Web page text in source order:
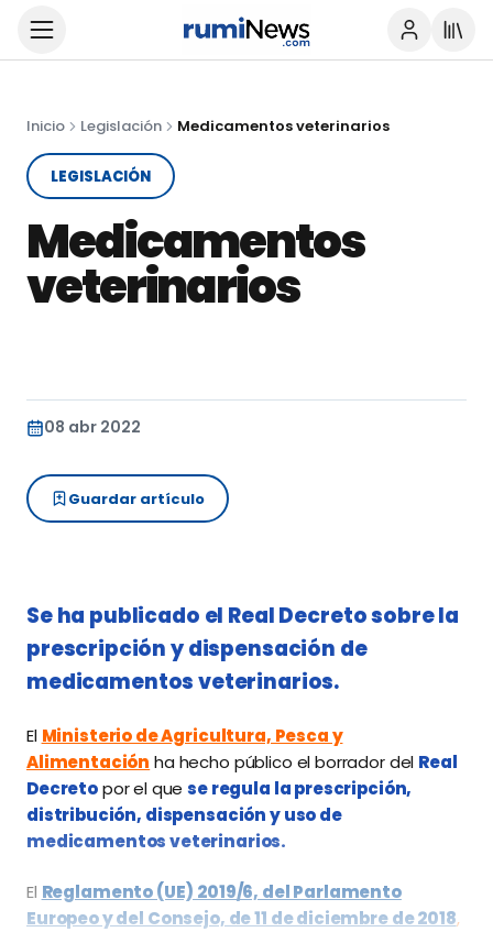
Inicio Legislación Medicamentos veterinarios
LEGISLACIÓN
Medicamentos
veterinarios
08 abr 2022
Guardar artículo
Se ha publicado el Real Decreto sobre la
prescripción y dispensación de
medicamentos veterinarios.
El Ministerio de Agricultura, Pesca y
Alimentación ha hecho público el borrador del Real
Decretopor el quese regula la prescripción,
distribución, dispensación y uso de
medicamentos veterinarios.
El Reglamento (UE) 2019/6, del Parlamento
Europeo y del Consejo, de 11 de diciembre de 2018,